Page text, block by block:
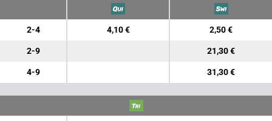
2-4 4,10 € 2,50 €
2-9 21,30 €
4-9 31,30 €